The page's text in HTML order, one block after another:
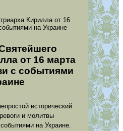
Кирилла от 16
на Украине
от 16 марта
с событиями
исторический
и молитвы
на Украине.